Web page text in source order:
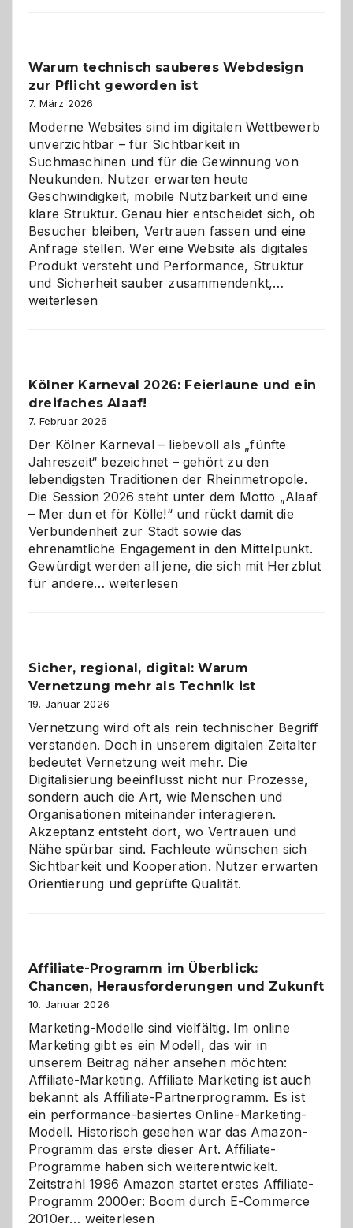
den
Logikrätseln
Warum technisch sauberes Webdesign
zur Pflicht geworden ist
7. März 2026
Moderne Websites sind im digitalen Wettbewerb
unverzichtbar – für Sichtbarkeit in
Suchmaschinen und für die Gewinnung von
Neukunden. Nutzer erwarten heute
Geschwindigkeit, mobile Nutzbarkeit und eine
klare Struktur. Genau hier entscheidet sich, ob
Besucher bleiben, Vertrauen fassen und eine
Anfrage stellen. Wer eine Website als digitales
Produkt versteht und Performance, Struktur
und Sicherheit sauber zusammendenkt,…
geworden
weiterlesen
Kölner Karneval 2026: Feierlaune und ein
dreifaches Alaaf!
7. Februar 2026
Der Kölner Karneval – liebevoll als „fünfte
Jahreszeit“ bezeichnet – gehört zu den
lebendigsten Traditionen der Rheinmetropole.
Die Session 2026 steht unter dem Motto „Alaaf
– Mer dun et för Kölle!“ und rückt damit die
Verbundenheit zur Stadt sowie das
ehrenamtliche Engagement in den Mittelpunkt.
Gewürdigt werden all jene, die sich mit Herzblut
für andere…Kölner
ein
dreifaches
Alaaf!
weiterlesen
Sicher, regional, digital: Warum
Vernetzung mehr als Technik ist
19. Januar 2026
Vernetzung wird oft als rein technischer Begriff
verstanden. Doch in unserem digitalen Zeitalter
bedeutet Vernetzung weit mehr. Die
Digitalisierung beeinflusst nicht nur Prozesse,
sondern auch die Art, wie Menschen und
Organisationen miteinander interagieren.
Akzeptanz entsteht dort, wo Vertrauen und
Nähe spürbar sind. Fachleute wünschen sich
Sichtbarkeit und Kooperation. Nutzer erwarten
Orientierung und geprüfte Qualität.
Affiliate-Programm im Überblick:
Chancen, Herausforderungen und Zukunft
10. Januar 2026
Marketing-Modelle sind vielfältig. Im online
Marketing gibt es ein Modell, das wir in
unserem Beitrag näher ansehen möchten:
Affiliate-Marketing. Affiliate Marketing ist auch
bekannt als Affiliate-Partnerprogramm. Es ist
ein performance-basiertes Online-Marketing-
Modell. Historisch gesehen war das Amazon-
Programm das erste dieser Art. Affiliate-
Programme haben sich weiterentwickelt.
Zeitstrahl 1996 Amazon startet erstes Affiliate-
Programm 2000er: Boom durch E-Commerce
2010er… Affiliate-
weiterlesen